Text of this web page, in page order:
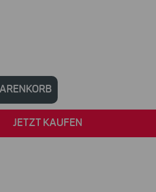
JETZT KAUFEN